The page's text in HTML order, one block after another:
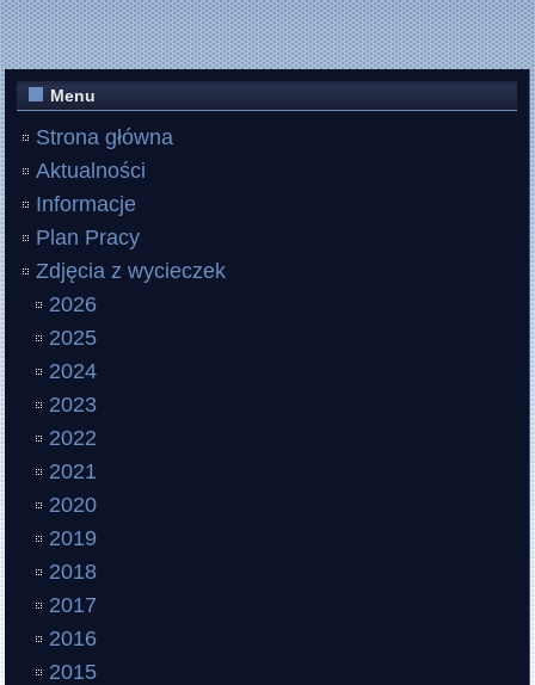
Menu
Strona główna
Aktualności
Informacje
Plan Pracy
Zdjęcia z wycieczek
2026
2025
2024
2023
2022
2021
2020
2019
2018
2017
2016
2015